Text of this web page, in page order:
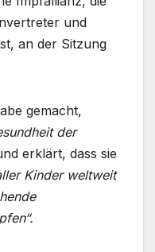
und
an der Sitzung
gemacht,
der
erklärt, dass sie
Kinder weltweit